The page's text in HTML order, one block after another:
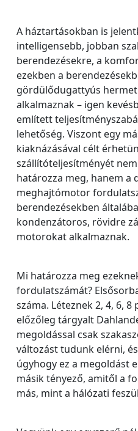
A háztartásokban is
intelligensebb, jobban
berendezésekre, a
ezekben a
gördülődugattyús
alkalmaznak – igen
említett
lehetőség. Viszont egy
kiaknázásával célt
szállítóteljesítményét
határozza meg, hanem a
meghajtómotor
berendezésekben
kondenzátoros, rövidre
motorokat alkalmaznak.
Mi határozza meg
fordulatszámát?
száma. Léteznek 2, 4, 6,
előzőleg tárgyalt
megoldással csak
változást tudunk elérni,
úgyhogy ez a megoldást
másik tényező, amitől a
más, mint a hálózati